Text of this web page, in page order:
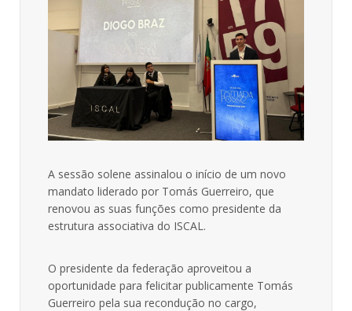
A sessão solene assinalou o início de um novo
mandato liderado por Tomás Guerreiro, que
renovou as suas funções como presidente da
estrutura associativa do ISCAL.
O presidente da federação aproveitou a
oportunidade para felicitar publicamente Tomás
Guerreiro pela sua recondução no cargo,